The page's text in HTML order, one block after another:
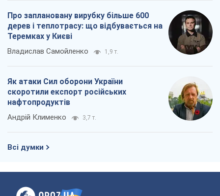
Про заплановану вирубку більше 600
дерев і теплотрасу: що відбувається на
Теремках у Києві
Владислав Самойленко 1,9 т.
Як атаки Сил оборони України
скоротили експорт російських
нафтопродуктів
Андрій Клименко 3,7 т.
Всі думки